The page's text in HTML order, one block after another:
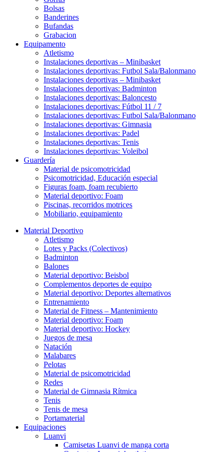
Bolsas
Banderines
Bufandas
Grabacion
Equipamento
Atletismo
Instalaciones deportivas – Minibasket
Instalaciones deportivas: Futbol Sala/Balonmano
Instalaciones deportivas – Minibasket
Instalaciones deportivas: Badminton
Instalaciones deportivas: Baloncesto
Instalaciones deportivas: Fútbol 11 / 7
Instalaciones deportivas: Futbol Sala/Balonmano
Instalaciones deportivas: Gimnasia
Instalaciones deportivas: Padel
Instalaciones deportivas: Tenis
Instalaciones deportivas: Voleibol
Guardería
Material de psicomotricidad
Psicomotricidad, Educación especial
Figuras foam, foam recubierto
Material deportivo: Foam
Piscinas, recorridos motrices
Mobiliario, equipamiento
Material Deportivo
Atletismo
Lotes y Packs (Colectivos)
Badminton
Balones
Material deportivo: Beisbol
Complementos deportes de equipo
Material deportivo: Deportes alternativos
Entrenamiento
Material de Fitness – Mantenimiento
Material deportivo: Foam
Material deportivo: Hockey
Juegos de mesa
Natación
Malabares
Pelotas
Material de psicomotricidad
Redes
Material de Gimnasia Rítmica
Tenis
Tenis de mesa
Portamaterial
Equipaciones
Luanvi
Camisetas Luanvi de manga corta